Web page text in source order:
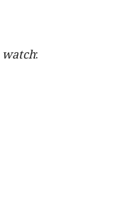
watch: